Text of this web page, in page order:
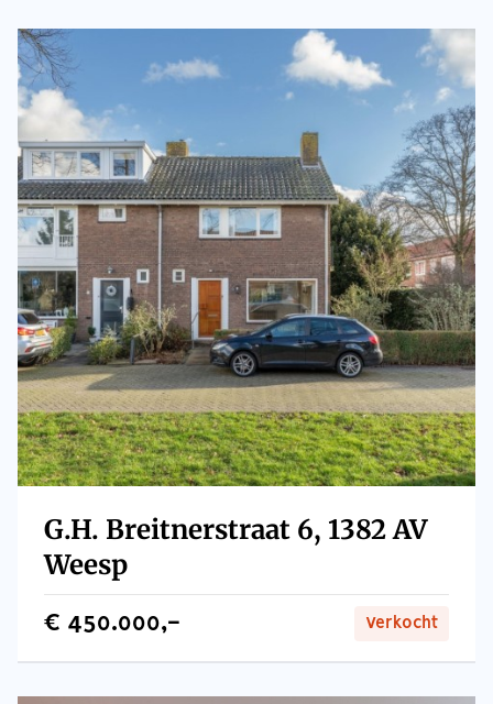
Weesp
– Gelegen op de 2e verdieping van een kleinschalig en
verzorgd woongebouw
– 1 ruime slaapkamer
– Zonnig terras op het zuidwesten
– Beneden berging (5 m2)
– Actieve en gezonde VVE, het bedrag aan
servicekosten is € 44,54 per maand
– Cv-installatie (Vaillant CW3, 2021)
– Airconditioning aanwezig
– Oplevering: in overleg
G.H. Breitnerstraat 6, 1382 AV
Weesp
€ 450.000,- Verkocht